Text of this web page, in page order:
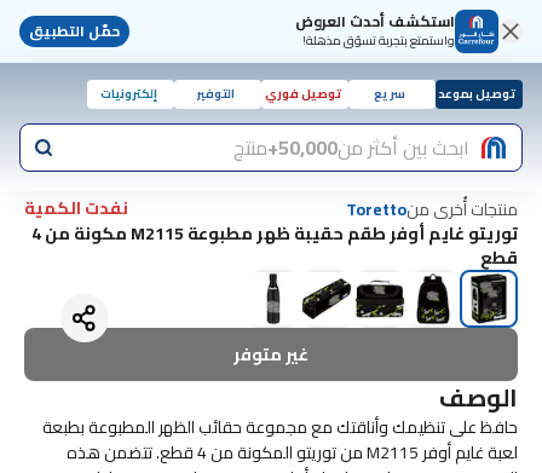
استكشف أحدث العروض
واستمتع بتجربة تسوّق مذهلة! حمّل التطبيق
توصيل بموعد سريع توصيل فوري التوفير إلكترونيات
ابحث بين أكثر من50,000+ منتج
منتجات أُخرى منToretto
نفدت الكمية
توريتو غايم أوفر طقم حقيبة ظهر مطبوعة M2115 مكونة من 4
قطع
غير متوفر
الوصف
حافظ على تنظيمك وأناقتك مع مجموعة حقائب الظهر المطبوعة بطبعة
لعبة غايم أوفر M2115 من توريتو المكونة من 4 قطع. تتضمن هذه